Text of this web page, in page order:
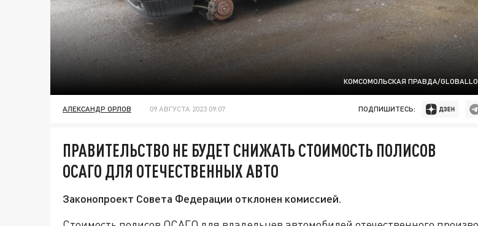
КОМСОМОЛЬСКАЯ ПРАВДА/
АЛЕКСАНДР ОРЛОВ 09 АВГУСТА 2023 09:07 ПОДПИШИТЕСЬ:
ПРАВИТЕЛЬСТВО НЕ БУДЕТ СНИЖАТЬ СТОИМОСТЬ ПОЛИСОВ
ОСАГО ДЛЯ ОТЕЧЕСТВЕННЫХ АВТО
Законопроект Совета Федерации отклонен комиссией.